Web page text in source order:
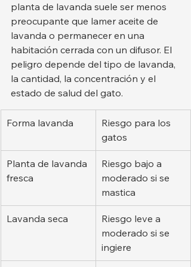
planta de lavanda suele ser menos
preocupante que lamer aceite de
lavanda o permanecer en una
habitación cerrada con un difusor. El
peligro depende del tipo de lavanda,
la cantidad, la concentración y el
estado de salud del gato.
Forma lavanda
Riesgo para los
gatos
Planta de lavanda
fresca
Riesgo bajo a
moderado si se
mastica
Lavanda seca
Riesgo leve a
moderado si se
ingiere